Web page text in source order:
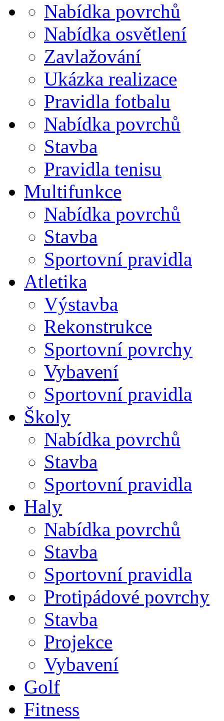
Nabídka povrchů
Nabídka osvětlení
Zavlažování
Ukázka realizace
Pravidla fotbalu
Nabídka povrchů
Stavba
Pravidla tenisu
Multifunkce
Nabídka povrchů
Stavba
Sportovní pravidla
Atletika
Výstavba
Rekonstrukce
Sportovní povrchy
Vybavení
Sportovní pravidla
Školy
Nabídka povrchů
Stavba
Sportovní pravidla
Haly
Nabídka povrchů
Stavba
Sportovní pravidla
Protipádové povrchy
Stavba
Projekce
Vybavení
Golf
Fitness